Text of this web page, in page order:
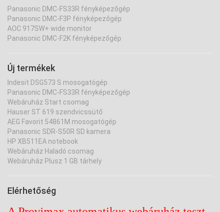
Panasonic DMC-FS33R fényképezőgép
Panasonic DMC-F3P fényképezőgép
AOC 917SW+ wide monitor
Panasonic DMC-F2K fényképezőgép
Új termékek
Indesit DSG573 S mosogatógép
Panasonic DMC-FS33R fényképezőgép
Webáruház Start csomag
Hauser ST 619 szendvicssütő
AEG Favorit 54861M mosogatógép
Panasonic SDR-S50R SD kamera
HP XB511EA notebook
Webáruház Haladó csomag
Webáruház Plusz 1 GB tárhely
Elérhetőség